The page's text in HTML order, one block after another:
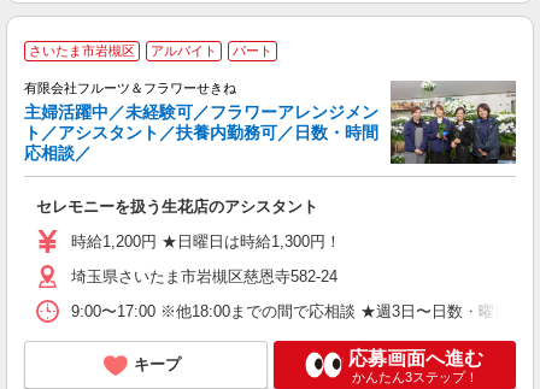
さいたま市岩槻区 アルバイト パート
有限会社フルーツ＆フラワーせきね
主婦活躍中／未経験可／フラワーアレンジメン
ト／アシスタント／扶養内勤務可／日数・時間
応相談／
セレモニーを扱う生花店のアシスタント
時給1,200円 ★日曜日は時給1,300円！
埼玉県さいたま市岩槻区慈恩寺582-24
9:00〜17:00 ※他18:00までの間で応相談 ★週3日〜日数・曜
キープ 応募画面へ進む
かんたん3ステップ！